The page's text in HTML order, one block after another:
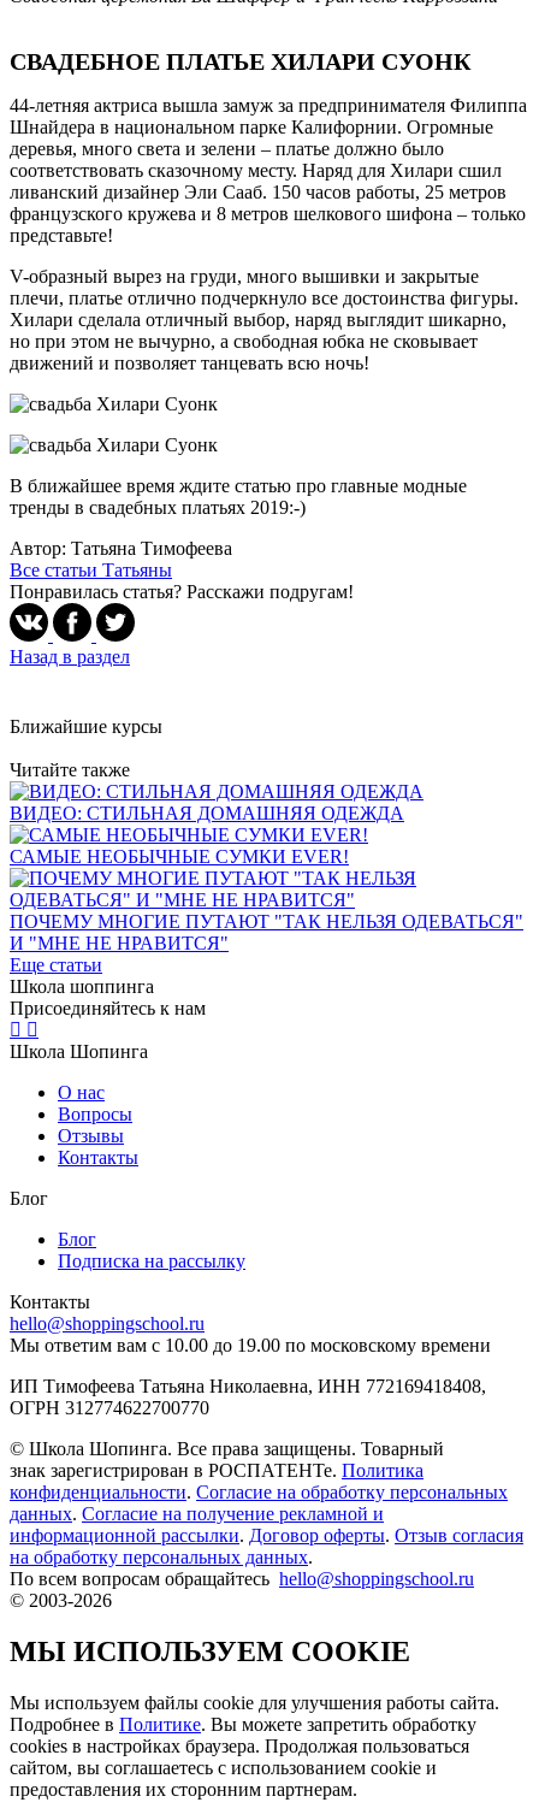
СВАДЕБНОЕ ПЛАТЬЕ ХИЛАРИ СУОНК
44-летняя актриса вышла замуж за предпринимателя Филиппа
Шнайдера в национальном парке Калифорнии. Огромные
деревья, много света и зелени – платье должно было
соответствовать сказочному месту. Наряд для Хилари сшил
ливанский дизайнер Эли Сааб. 150 часов работы, 25 метров
французского кружева и 8 метров шелкового шифона – только
представьте!
V-образный вырез на груди, много вышивки и закрытые
плечи, платье отлично подчеркнуло все достоинства фигуры.
Хилари сделала отличный выбор, наряд выглядит шикарно,
но при этом не вычурно, а свободная юбка не сковывает
движений и позволяет танцевать всю ночь!
В ближайшее время ждите статью про главные модные
тренды в свадебных платьях 2019:-)
Автор: Татьяна Тимофеева
Все статьи Татьяны
Понравилась статья? Расскажи подругам!
Назад в раздел
Ближайшие курсы
Читайте также
ВИДЕО: СТИЛЬНАЯ ДОМАШНЯЯ ОДЕЖДА
САМЫЕ НЕОБЫЧНЫЕ СУМКИ EVER!
ПОЧЕМУ МНОГИЕ ПУТАЮТ "ТАК НЕЛЬЗЯ ОДЕВАТЬСЯ"
И "МНЕ НЕ НРАВИТСЯ"
Еще статьи
Школа шоппинга
Присоединяйтесь к нам
Школа Шопинга
О нас
Вопросы
Отзывы
Контакты
Блог
Блог
Подписка на рассылку
Контакты
hello@shoppingschool.ru
Мы ответим вам с 10.00 до 19.00 по московскому времени
ИП Тимофеева Татьяна Николаевна, ИНН 772169418408,
ОГРН 312774622700770
© Школа Шопинга. Все права защищены. Товарный
знак зарегистрирован в РОСПАТЕНТе. Политика
конфиденциальности. Согласие на обработку персональных
данных. Согласие на получение рекламной и
информационной рассылки. Договор оферты. Отзыв согласия
на обработку персональных данных.
По всем вопросам обращайтесь hello@shoppingschool.ru
© 2003-2026
МЫ ИСПОЛЬЗУЕМ COOKIE
Мы используем файлы cookie для улучшения работы сайта.
Подробнее в Политике. Вы можете запретить обработку
сookies в настройках браузера. Продолжая пользоваться
сайтом, вы соглашаетесь с использованием cookie и
предоставления их сторонним партнерам.